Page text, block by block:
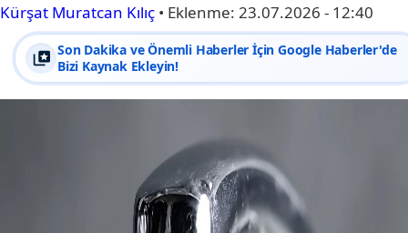
Kürşat Muratcan Kılıç • Eklenme: 23.07.2026 - 12:40
Son Dakika ve Önemli Haberler İçin Google Haberler'de
Bizi Kaynak Ekleyin!